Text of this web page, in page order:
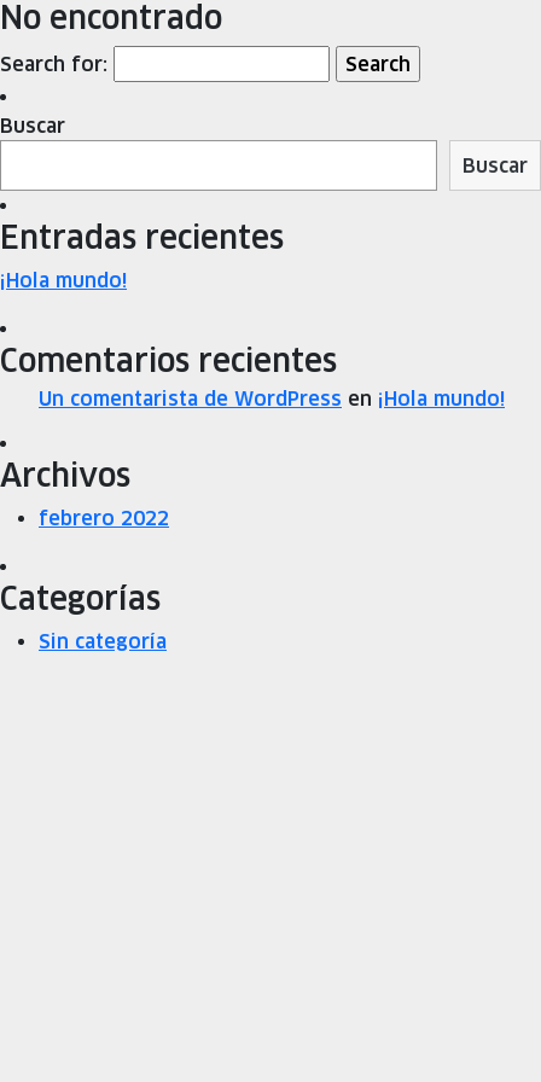
No encontrado
Search for:
Buscar
Buscar
Entradas recientes
¡Hola mundo!
Comentarios recientes
Un comentarista de WordPress en ¡Hola mundo!
Archivos
febrero 2022
Categorías
Sin categoría